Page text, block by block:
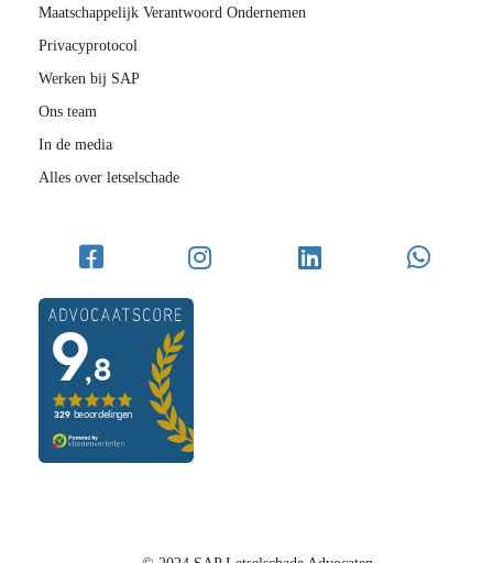
Maatschappelijk Verantwoord Ondernemen
Privacyprotocol
Werken bij SAP
Ons team
In de media
Alles over letselschade